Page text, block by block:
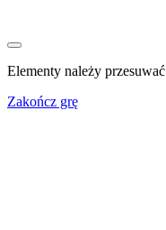
Elementy należy przesuwać
Zakończ grę